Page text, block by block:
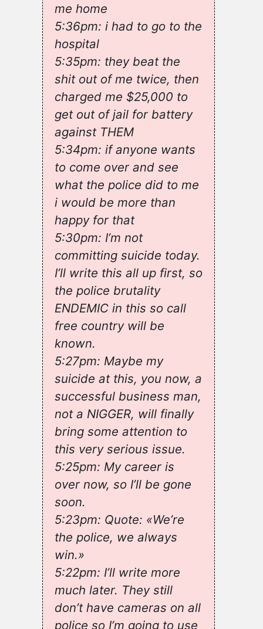
me home
5:36pm: i had to go to the
hospital
5:35pm: they beat the
shit out of me twice, then
charged me $25,000 to
get out of jail for battery
against THEM
5:34pm: if anyone wants
to come over and see
what the police did to me
i would be more than
happy for that
5:30pm: I’m not
committing suicide today.
I’ll write this all up first, so
the police brutality
ENDEMIC in this so call
free country will be
known.
5:27pm: Maybe my
suicide at this, you now, a
successful business man,
not a NIGGER, will finally
bring some attention to
this very serious issue.
5:25pm: My career is
over now, so I’ll be gone
soon.
5:23pm: Quote: «We’re
the police, we always
win.»
5:22pm: I’ll write more
much later. They still
don’t have cameras on all
police so I’m going to use